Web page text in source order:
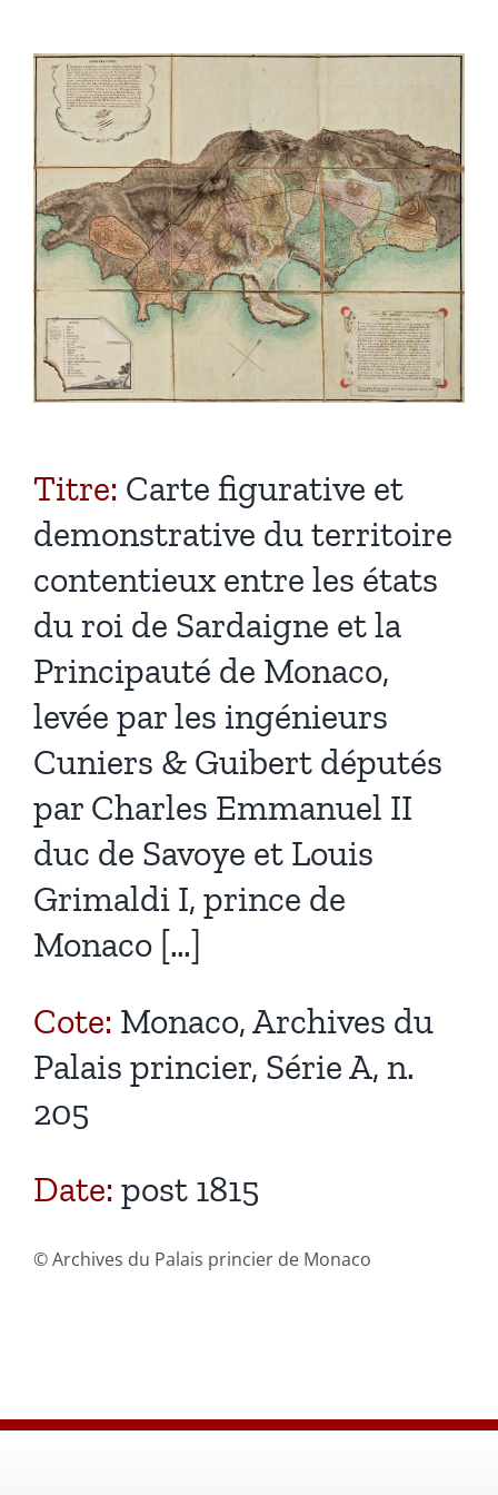
Équipe
Titre: Carte figurative et
demonstrative du territoire
contentieux entre les états
du roi de Sardaigne et la
Principauté de Monaco,
levée par les ingénieurs
Cuniers & Guibert députés
par Charles Emmanuel II
duc de Savoye et Louis
Grimaldi I, prince de
Monaco […]
Cote: Monaco, Archives du
Palais princier, Série A, n.
205
Date: post 1815
© Archives du Palais princier de Monaco